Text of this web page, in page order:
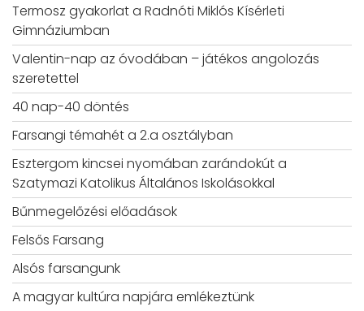
Termosz gyakorlat a Radnóti Miklós Kísérleti
Gimnáziumban
Valentin-nap az óvodában – játékos angolozás
szeretettel
40 nap-40 döntés
Farsangi témahét a 2.a osztályban
Esztergom kincsei nyomában zarándokút a
Szatymazi Katolikus Általános Iskolásokkal
Bűnmegelőzési előadások
Felsős Farsang
Alsós farsangunk
A magyar kultúra napjára emlékeztünk